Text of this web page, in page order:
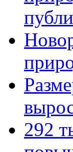
292